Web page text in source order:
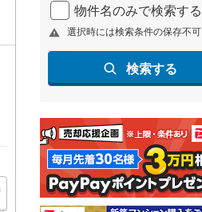
物件名のみで検索する
選択時には検索条件の保存不可
検索する